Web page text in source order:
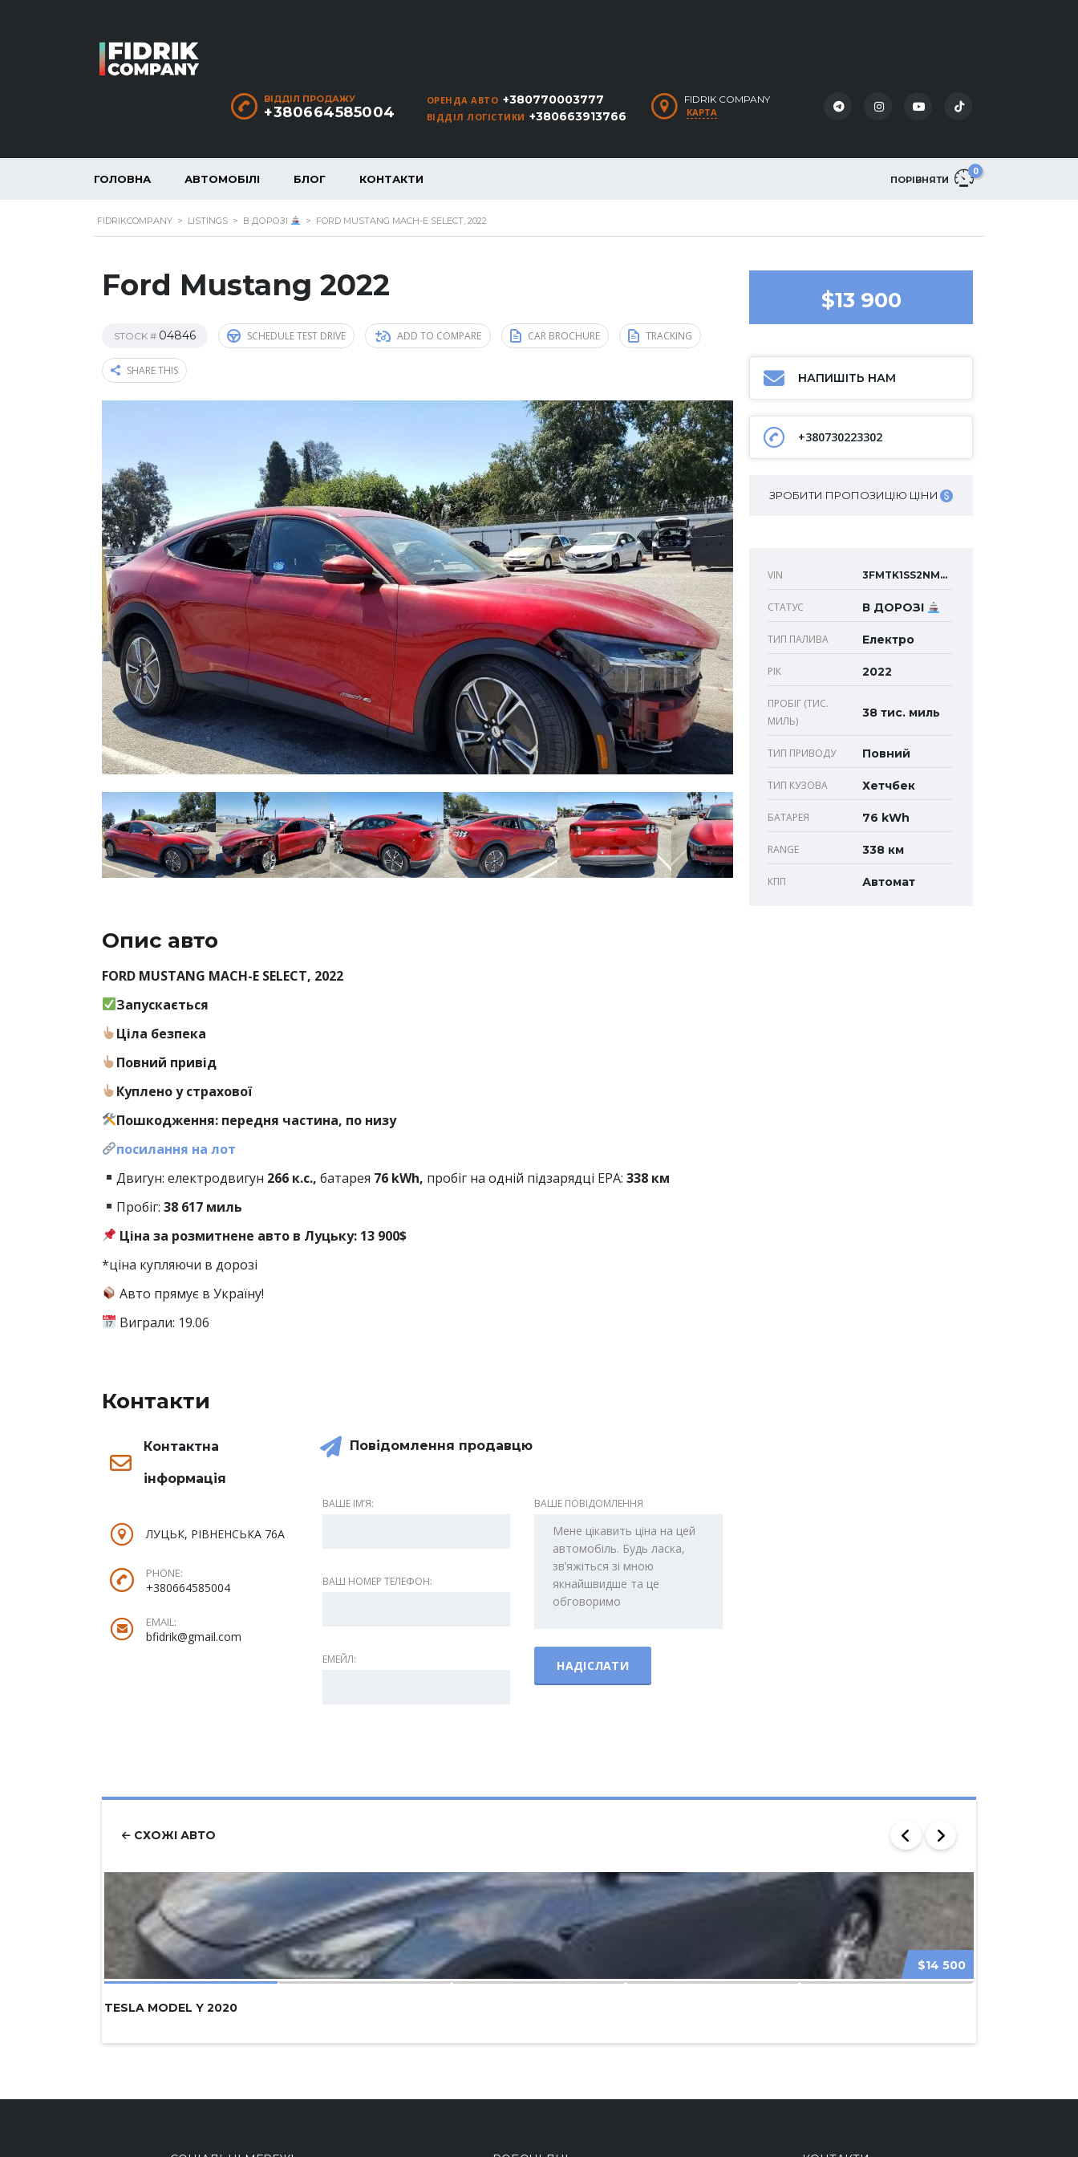
FIDRIK COMPANY
КАРТА
ОРЕНДА АВТО +380770003777
ВІДДІЛ ЛОГІСТИКИ +380663913766
ВІДДІЛ ПРОДАЖУ
+380664585004
ПОРІВНЯТИ
0
ГОЛОВНА АВТОМОБІЛІ БЛОГ КОНТАКТИ
FIDRIKCOMPANY > LISTINGS > В ДОРОЗІ > FORD MUSTANG MACH-E SELECT, 2022
Ford Mustang 2022
STOCK # 04846 SCHEDULE TEST DRIVE ADD TO COMPARE CAR BROCHURE TRACKING
SHARE THIS
Опис авто
FORD MUSTANG MACH-E SELECT, 2022
Запускається
Ціла безпека
Повний привід
Куплено у страхової
Пошкодження: передня частина, по низу
посилання на лот
Двигун: електродвигун 266 к.с.,батарея 76 kWh, пробіг на одній підзарядці EPA:338 км
Пробіг: 38 617 миль
Ціна за розмитнене авто в Луцьку: 13 900$
*ціна купляючи в дорозі
Авто прямує в Україну!
Виграли: 19.06
Контакти
Контактна
інформація
ЛУЦЬК, РІВНЕНСЬКА 76А
PHONE:
+380664585004
EMAIL:
bfidrik@gmail.com
Повідомлення продавцю
ВАШЕ ІМʼЯ:
ВАШ НОМЕР ТЕЛЕФОН:
ЕМЕЙЛ:
ВАШЕ ПОВІДОМЛЕННЯ
$13 900
НАПИШІТЬ НАМ
+380730223302
ЗРОБИТИ ПРОПОЗИЦІЮ ЦІНИ
VIN 3FMTK1SS2NMA25249
СТАТУС В ДОРОЗІ
ТИП ПАЛИВА Електро
РІК 2022
ПРОБІГ (ТИС.
МИЛЬ)
38 тис. миль
ТИП ПРИВОДУ Повний
ТИП КУЗОВА Хетчбек
БАТАРЕЯ 76 kWh
RANGE 338 км
КПП Автомат
СХОЖІ АВТО
$14 500
TESLA MODEL Y 2020